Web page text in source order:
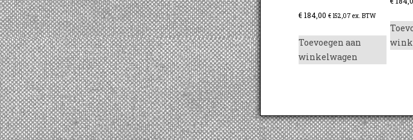
€184,00 € 152,07 ex. BTW
Toevoegen aan
winkelwagen